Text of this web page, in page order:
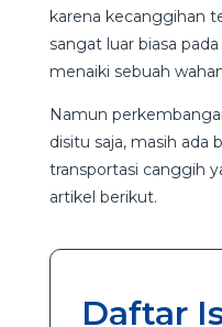
karena kecanggihan
sangat luar biasa
menaiki sebuah
Namun
disitu saja, masih ada
transportasi canggih
artikel berikut.
Daftar